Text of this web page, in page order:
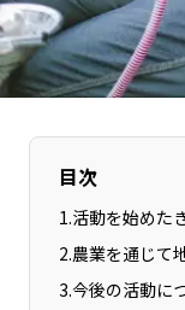
カテゴリ
特集コンテンツ
プレスリリース
MILCプロジェクト
Localist
イベント
地域豆知識
目次
1.活動を始めた
2.農業を通じて
3.今後の活動に